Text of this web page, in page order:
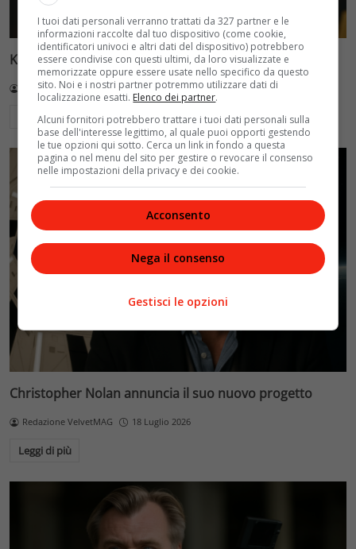
Keanu Reeves torna al cinema con nuovo progetto
Redazione VelvetMAG 21 Luglio 2026
Leggi di più
Christopher Nolan annuncia il suo nuovo progetto
Redazione VelvetMAG 18 Luglio 2026
Leggi di più
I tuoi dati personali verranno trattati da 327 partner e le
informazioni raccolte dal tuo dispositivo (come cookie,
identificatori univoci e altri dati del dispositivo) potrebbero
essere condivise con questi ultimi, da loro visualizzate e
memorizzate oppure essere usate nello specifico da questo
sito. Noi e i nostri partner potremmo utilizzare dati di
localizzazione esatti. Elenco dei partner.
Alcuni fornitori potrebbero trattare i tuoi dati personali sulla
base dell'interesse legittimo, al quale puoi opporti gestendo
le tue opzioni qui sotto. Cerca un link in fondo a questa
pagina o nel menu del sito per gestire o revocare il consenso
nelle impostazioni della privacy e dei cookie.
Acconsento
Nega il consenso
Gestisci le opzioni